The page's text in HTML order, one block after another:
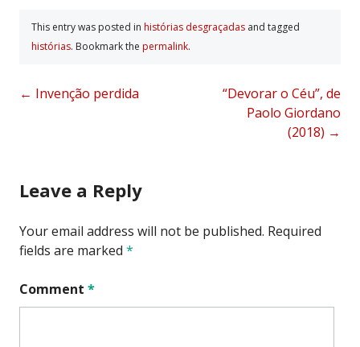
This entry was posted in histórias desgraçadas and tagged
histórias. Bookmark the permalink.
Post
← Invenção perdida
“Devorar o Céu”, de
Paolo Giordano
(2018) →
Leave a Reply
Your email address will not be published. Required
fields are marked *
Comment *